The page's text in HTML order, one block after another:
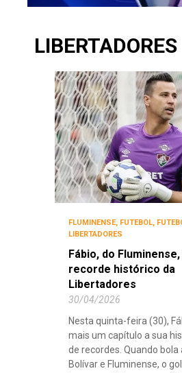
LIBERTADORES
FLUMINENSE, FUTEBOL,
LIBERTADORES
Fábio, do
recorde histórico da
Libertadores
30/04/2026
Nesta quinta-feira (30),
mais um capítulo a sua
de recordes. Quando bola
Bolívar e Fluminense, o